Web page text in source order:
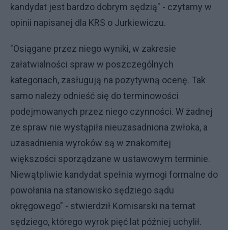
kandydat jest bardzo dobrym sędzią" - czytamy w
opinii napisanej dla KRS o Jurkiewiczu.
"Osiągane przez niego wyniki, w zakresie
załatwialności spraw w poszczególnych
kategoriach, zasługują na pozytywną ocenę. Tak
samo należy odnieść się do terminowości
podejmowanych przez niego czynności. W żadnej
ze spraw nie wystąpiła nieuzasadniona zwłoka, a
uzasadnienia wyroków są w znakomitej
większości sporządzane w ustawowym terminie.
Niewątpliwie kandydat spełnia wymogi formalne do
powołania na stanowisko sędziego sądu
okręgowego" - stwierdził Komisarski na temat
sędziego, którego wyrok pięć lat później uchylił.